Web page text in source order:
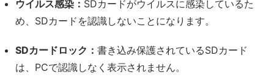
ウイルス感染： SDカードがウイルスに感染しているた
め、SDカードを認識しないことになります。
SDカードロック： 書き込み保護されているSDカード
は、PCで認識しなく表示されません。